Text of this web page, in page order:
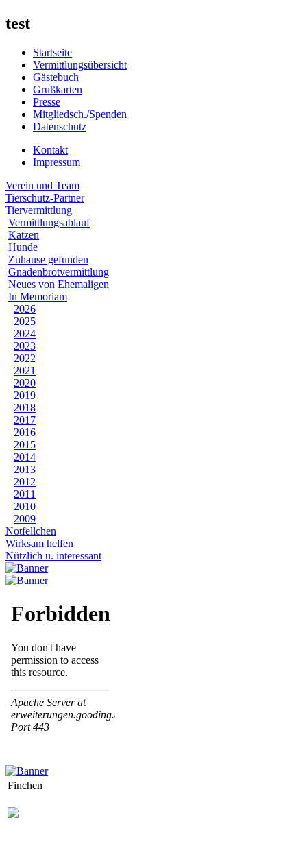
test
Startseite
Vermittlungsübersicht
Gästebuch
Grußkarten
Presse
Mitgliedsch./Spenden
Datenschutz
Kontakt
Impressum
Verein und Team
Tierschutz-Partner
Tiervermittlung
Vermittlungsablauf
Katzen
Hunde
Zuhause gefunden
Gnadenbrotvermittlung
Neues von Ehemaligen
In Memoriam
2026
2025
2024
2023
2022
2021
2020
2019
2018
2017
2016
2015
2014
2013
2012
2011
2010
2009
Notfellchen
Wirksam helfen
Nützlich u. interessant
Finchen